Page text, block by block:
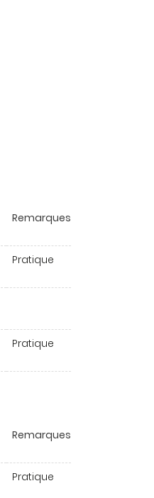
Remarques
Pratique
Pratique
Remarques
Pratique